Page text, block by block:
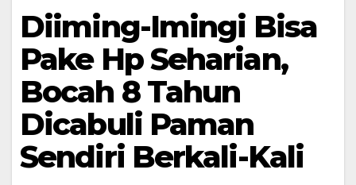
Diiming-Imingi Bisa
Pake Hp Seharian,
Bocah 8 Tahun
Dicabuli Paman
Sendiri Berkali-Kali